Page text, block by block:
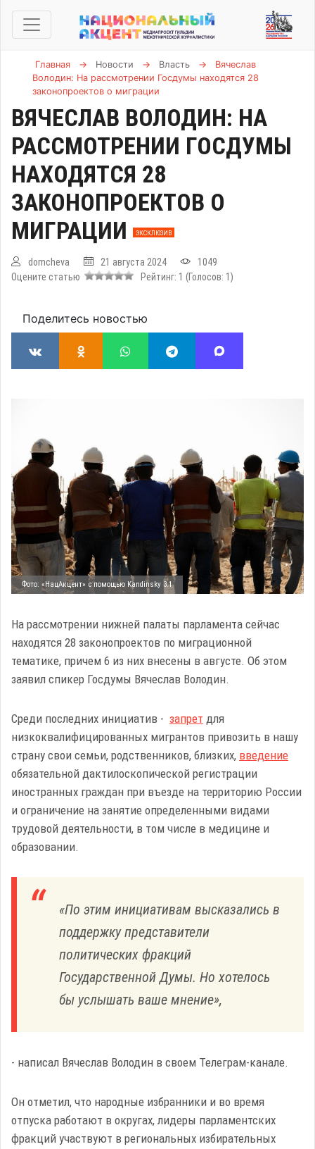
Главная → Новости → Власть →
Вячеслав
Володин: На рассмотрении Госдумы находятся 28
законопроектов о миграции
ВЯЧЕСЛАВ ВОЛОДИН: НА
РАССМОТРЕНИИ ГОСДУМЫ
НАХОДЯТСЯ 28
ЗАКОНОПРОЕКТОВ О
МИГРАЦИИ
ЭКСКЛЮЗИВ
domcheva 21 августа 2024
1049
Оцените статью
Рейтинг: 1 (Голосов: 1 )
Поделитесь новостью
Фото: «НацАкцент» с помощью Kandinsky 3.1
На рассмотрении нижней палаты парламента сейчас
находятся 28 законопроектов по миграционной
тематике, причем 6 из них внесены в августе. Об этом
заявил спикер Госдумы Вячеслав Володин.
Среди последних инициатив - запрет для
низкоквалифицированных мигрантов привозить в нашу
страну свои семьи, родственников, близких, введение
обязательной дактилоскопической регистрации
иностранных граждан при въезде на территорию России
и ограничение на занятие определенными видами
трудовой деятельности, в том числе в медицине и
образовании.
«По этим инициативам высказались в
поддержку представители
политических фракций
Государственной Думы. Но хотелось
бы услышать ваше мнение»,
- написал Вячеслав Володин в своем Телеграм-канале.
Он отметил, что народные избранники и во время
отпуска работают в округах, лидеры парламентских
фракций участвуют в региональных избирательных